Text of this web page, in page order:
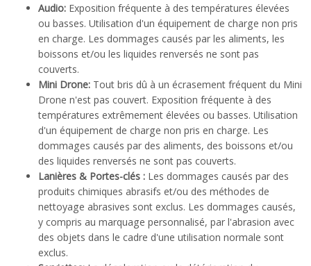
Audio: Exposition fréquente à des températures élevées
ou basses. Utilisation d'un équipement de charge non pris
en charge. Les dommages causés par les aliments, les
boissons et/ou les liquides renversés ne sont pas
couverts.
Mini Drone: Tout bris dû à un écrasement fréquent du Mini
Drone n'est pas couvert. Exposition fréquente à des
températures extrêmement élevées ou basses. Utilisation
d'un équipement de charge non pris en charge. Les
dommages causés par des aliments, des boissons et/ou
des liquides renversés ne sont pas couverts.
Lanières & Portes-clés : Les dommages causés par des
produits chimiques abrasifs et/ou des méthodes de
nettoyage abrasives sont exclus. Les dommages causés,
y compris au marquage personnalisé, par l'abrasion avec
des objets dans le cadre d'une utilisation normale sont
exclus.